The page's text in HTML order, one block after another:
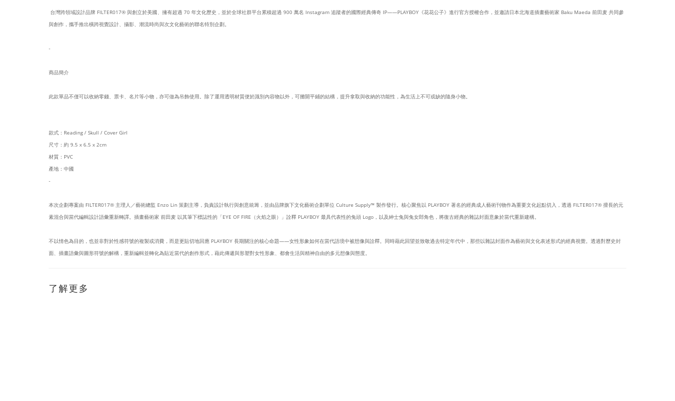
台灣跨領域設計品牌 FILTER017® 與創立於美國、擁有超過 70 年文化歷史，並於全球社群平台累積超過 900 萬名 Instagram 追蹤者的國際經典傳奇 IP——PLAYBOY《花花公子》進行官方授權合作，並邀請日本北海道插畫藝術家 Baku Maeda 前田麦 共同參
與創作，攜手推出橫跨視覺設計、攝影、潮流時尚與次文化藝術的聯名特別企劃。
-
商品簡介
此款單品不僅可以收納零錢、票卡、名片等小物，亦可做為吊飾使用。除了運用透明材質便於識別內容物以外，可攤開平鋪的結構，提升拿取與收納的功能性，為生活上不可或缺的隨身小物。
款式：Reading / Skull / Cover Girl
尺寸：約 9.5 x 6.5 x 2cm
材質：PVC
產地：中國
-
本次企劃專案由 FILTER017® 主理人／藝術總監 Enzo Lin 策劃主導，負責設計執行與創意統籌，並由品牌旗下文化藝術企劃單位 Culture Supply™ 製作發行。核心聚焦以 PLAYBOY 著名的經典成人藝術刊物作為重要文化起點切入，透過 FILTER017® 擅長的元
素混合與當代編輯設計語彙重新轉譯。插畫藝術家 前田麦 以其筆下標誌性的「EYE OF FIRE（火焰之眼）」詮釋 PLAYBOY 最具代表性的兔頭 Logo，以及紳士兔與兔女郎角色，將復古經典的雜誌封面意象於當代重新建構。
不以情色為目的，也並非對於性感符號的複製或消費，而是更貼切地回應 PLAYBOY 長期關注的核心命題——女性形象如何在當代語境中被想像與詮釋。同時藉此回望並致敬過去特定年代中，那些以雜誌封面作為藝術與文化表述形式的經典視覺。透過對歷史封
面、插畫語彙與圖形符號的解構，重新編輯並轉化為貼近當代的創作形式，藉此傳遞與形塑對女性形象、都會生活與精神自由的多元想像與態度。
了解更多